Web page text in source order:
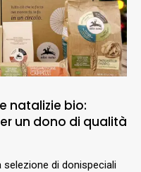
natalizie bio:
un dono di qualità
di donispeciali